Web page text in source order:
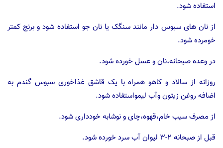
استفاده شود.
از نان های سبوس دار مانند سنگک یا نان جو استفاده شود و برنج کمتر
خومرده شود.
در وعده صبحانه،نان و عسل خورده شود.
روزانه از سالاد و کاهو همراه با یک قاشق غذاخوری سبوس گندم به
اضافه روغن زیتون وآب لیمواستفاده شود.
از مصرف سیب خام،قهوه،چای و نوشابه خودداری شود.
قبل از صبحانه ۲-۳ لیوان آب سرد خورده شود.